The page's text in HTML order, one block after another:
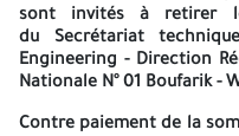
AVIS D’APPEL D’OFFRES
N° 05/
d’appel
sont invités à retirer
du Secrétariat
Engineering - Direction
Nationale N° 01 Boufarik -
Contre paiement de la